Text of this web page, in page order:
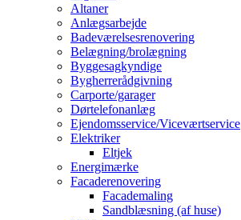
Altaner
Anlægsarbejde
Badeværelsesrenovering
Belægning/brolægning
Byggesagkyndige
Bygherrerådgivning
Carporte/garager
Dørtelefonanlæg
Ejendomsservice/Viceværtservice
Elektriker
Eltjek
Energimærke
Facaderenovering
Facademaling
Sandblæsning (af huse)